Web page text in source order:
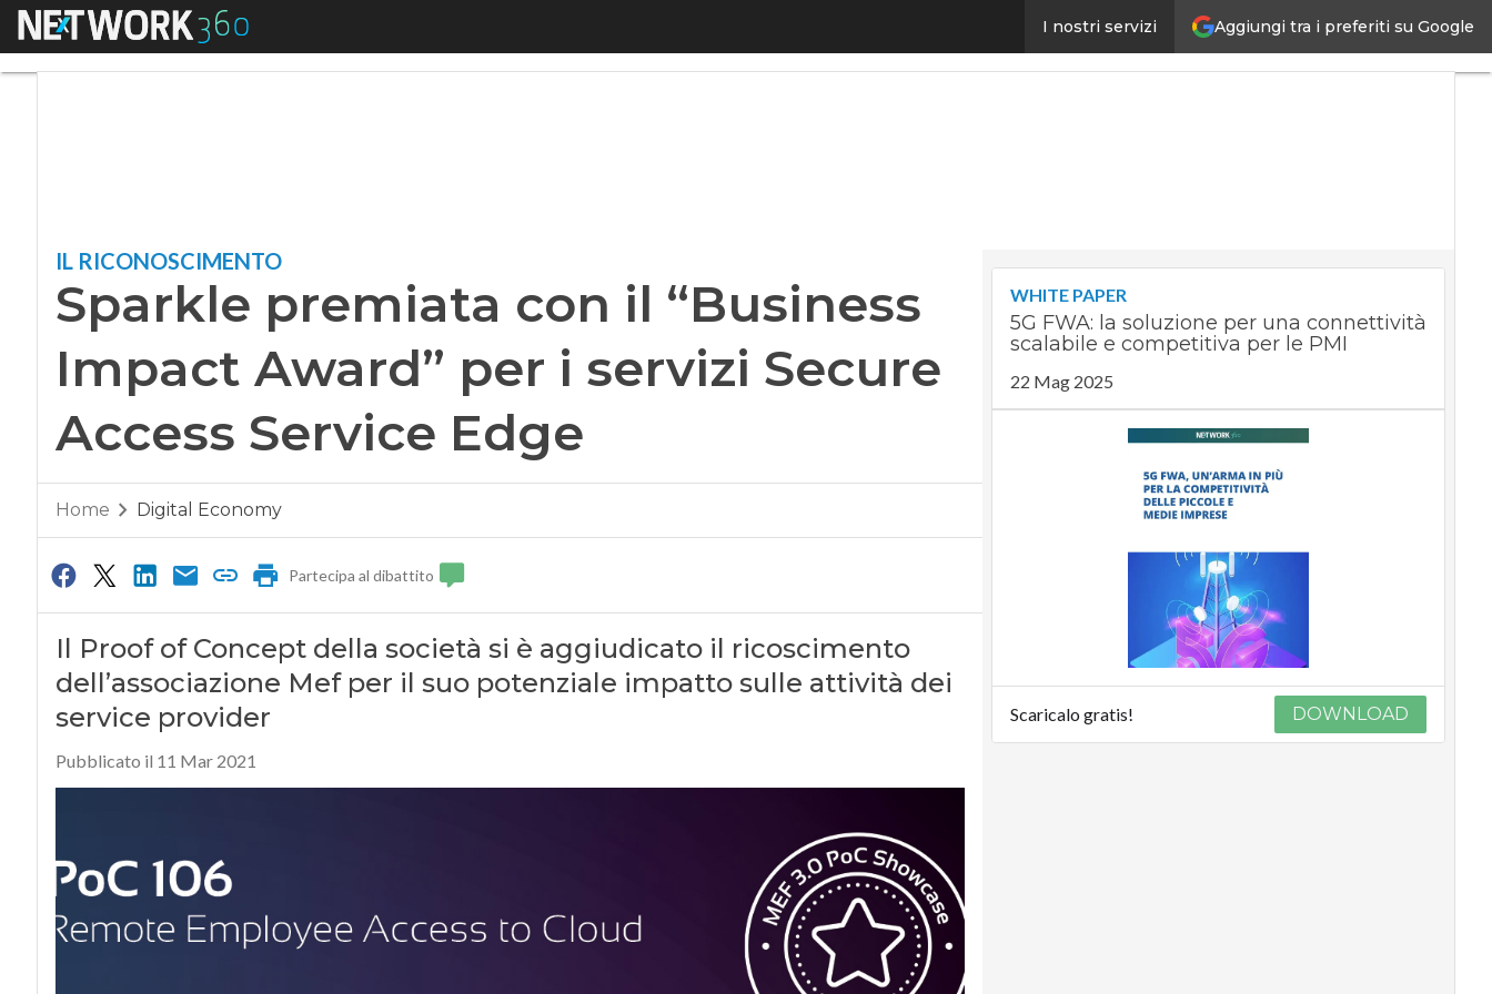
Aggiungi tra i preferiti su Google
I nostri servizi
Menu Sparkle premiata con il “Business Impact Award” per i servizi Secure Access Service EdgeUltimi
articoli
Digital
artificiale
Videointerviste
CorCom
Podcast
Privacy
IL RICONOSCIMENTO
Sparkle premiata con il “Business
Impact Award” per i servizi Secure
Access Service Edge
Home Digital Economy
Partecipa al dibattito
Il Proof of Concept della società si è aggiudicato il ricoscimento
dell’associazione Mef per il suo potenziale impatto sulle attività dei
service provider
Pubblicato il 11 Mar 2021
WHITE PAPER
5G FWA: la soluzione per una connettività
scalabile e competitiva per le PMI
22 Mag 2025
Scaricalo gratis! DOWNLOAD